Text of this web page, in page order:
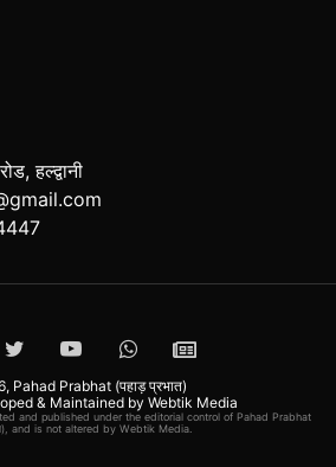
हल्द्वानी
TwitterYouTubeWhatsApp
ePaper
Pahad Prabhat (पहाड़ प्रभात)
& Maintained by Webtik Media
and published under the editorial control of Pahad Prabhat
and is not altered by Webtik Media.